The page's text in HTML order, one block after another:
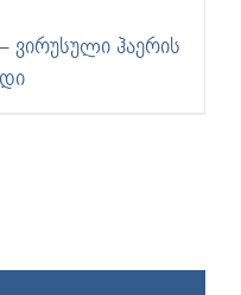
ვირუსული ჰაერის